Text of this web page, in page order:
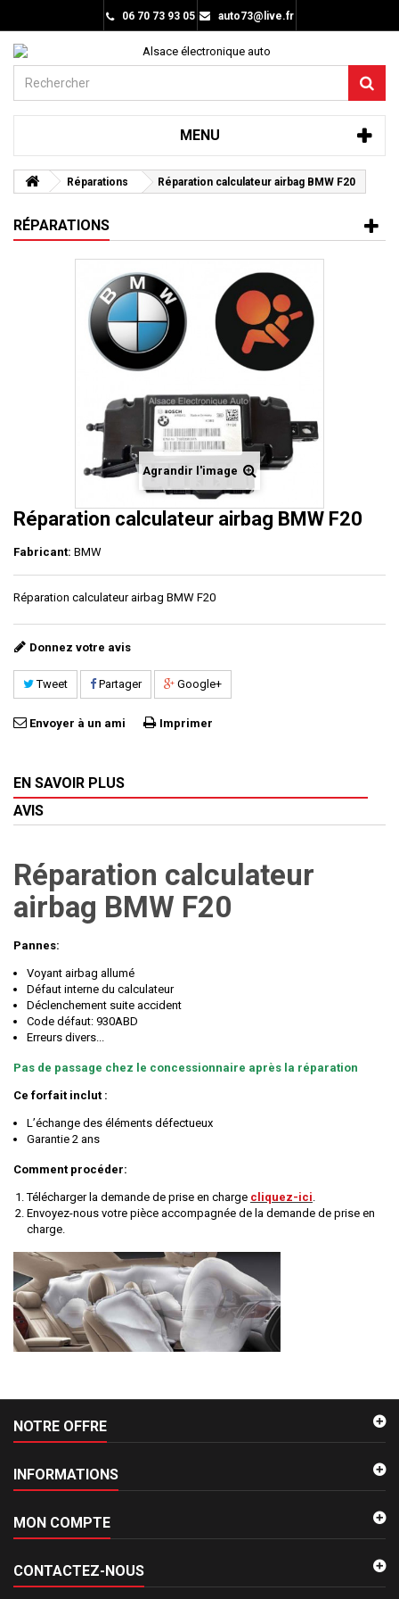
06 70 73 93 05 auto73@live.fr
MENU
Réparations Réparation calculateur airbag BMW F20
RÉPARATIONS
Agrandir l'image
Réparation calculateur airbag BMW F20
Fabricant: BMW
Réparation calculateur airbag BMW F20
Donnez votre avis
Tweet Partager Google+
Envoyer à un ami Imprimer
EN SAVOIR PLUS
AVIS
Réparation calculateur
airbag BMW F20
Pannes:
Voyant airbag allumé
Défaut interne du calculateur
Déclenchement suite accident
Code défaut: 930ABD
Erreurs divers...
Pas de passage chez le concessionnaire après la réparation
Ce forfait inclut :
L’échange des éléments défectueux
Garantie 2 ans
Comment procéder:
Télécharger la demande de prise en charge cliquez-ici.
Envoyez-nous votre pièce accompagnée de la demande de prise en
charge.
NOTRE OFFRE
INFORMATIONS
MON COMPTE
CONTACTEZ-NOUS